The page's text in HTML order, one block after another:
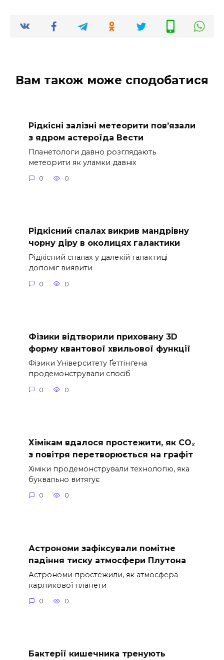
Вам також може сподобатися
Рідкісні залізні метеорити пов’язали
з ядром астероїда Вести
Планетологи давно розглядають
метеорити як уламки давніх
0 0
Рідкісний спалах викрив мандрівну
чорну діру в околицях галактики
Рідкісний спалах у далекій галактиці
допоміг виявити
0 0
Фізики відтворили приховану 3D
форму квантової хвильової функції
Фізики Університету Ґеттінґена
продемонстрували спосіб
0 0
Хімікам вдалося простежити, як CO₂
з повітря перетворюється на графіт
Хіміки продемонстрували технологію, яка
буквально витягує
0 0
Астрономи зафіксували помітне
падіння тиску атмосфери Плутона
Астрономи простежили, як атмосфера
карликової планети
0 0
Бактерії кишечника тренують